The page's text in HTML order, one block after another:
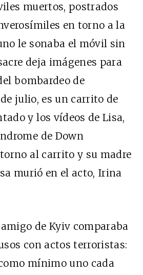
muertos, postrados
en torno a la
le sonaba el móvil sin
deja imágenes para
bombardeo de
julio, es un carrito de
y los vídeos de Lisa,
de Down
al carrito y su madre
murió en el acto, Irina
de Kyiv comparaba
con actos terroristas:
mínimo uno cada